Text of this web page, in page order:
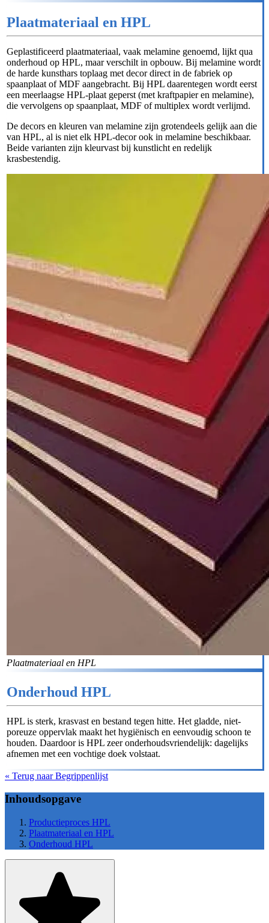
Plaatmateriaal en HPL
Geplastificeerd plaatmateriaal, vaak melamine genoemd, lijkt qua
onderhoud op HPL, maar verschilt in opbouw. Bij melamine wordt
de harde kunsthars toplaag met decor direct in de fabriek op
spaanplaat of MDF aangebracht. Bij HPL daarentegen wordt eerst
een meerlaagse HPL-plaat geperst (met kraftpapier en melamine),
die vervolgens op spaanplaat, MDF of multiplex wordt verlijmd.
De decors en kleuren van melamine zijn grotendeels gelijk aan die
van HPL, al is niet elk HPL-decor ook in melamine beschikbaar.
Beide varianten zijn kleurvast bij kunstlicht en redelijk
krasbestendig.
Plaatmateriaal en HPL
Onderhoud HPL
HPL is sterk, krasvast en bestand tegen hitte. Het gladde, niet-
poreuze oppervlak maakt het hygiënisch en eenvoudig schoon te
houden. Daardoor is HPL zeer onderhoudsvriendelijk: dagelijks
afnemen met een vochtige doek volstaat.
« Terug naar Begrippenlijst
Inhoudsopgave
Productieproces HPL
Plaatmateriaal en HPL
Onderhoud HPL